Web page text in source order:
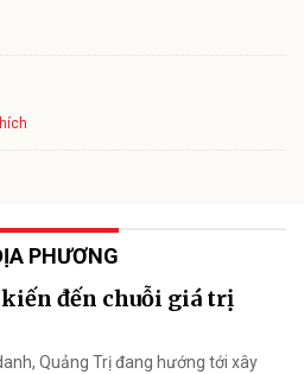
PHƯƠNG
đến chuỗi giá trị
Quảng Trị đang hướng tới xây